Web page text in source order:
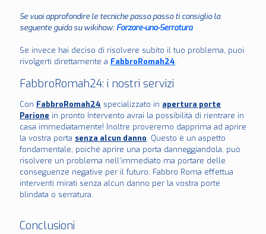
Se vuoi approfondire le tecniche passo passo ti consiglio la
seguente guida su wikihow: Forzare-una-Serratura
Se invece hai deciso di risolvere subito il tuo problema, puoi
rivolgerti direttamente a FabbroRomah24.
FabbroRomah24: i nostri servizi
Con FabbroRomah24 specializzato in apertura porte
Parione in pronto Intervento avrai la possibilità di rientrare in
casa immediatamente! Inoltre proveremo dapprima ad aprire
la vostra porta senza alcun danno. Questo è un aspetto
fondamentale, poiché aprire una porta danneggiandola, può
risolvere un problema nell’immediato ma portare delle
conseguenze negative per il futuro. Fabbro Roma effettua
interventi mirati senza alcun danno per la vostra porte
blindata o serratura.
Conclusioni